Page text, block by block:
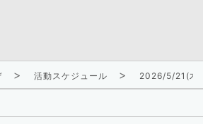
活動スケジュール 2026/5/21(木)